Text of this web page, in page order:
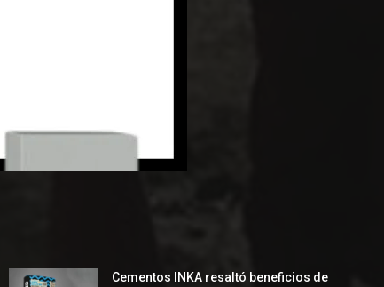
Cementos INKA resaltó beneficios de